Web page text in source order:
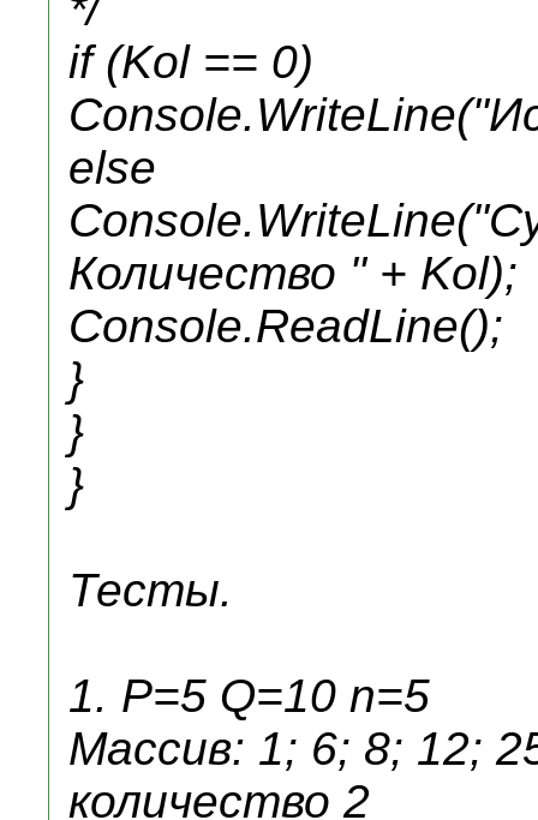
if (Kol == 0)
else
Количество " + Kol);
Console.ReadLine();
}
}
}
Тесты.
1. P=5 Q=10 n=5
Массив: 1; 6; 8; 12;
количество 2